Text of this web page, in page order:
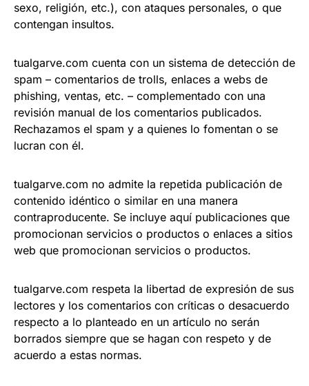
sexo, religión, etc.), con ataques personales, o que
contengan insultos.
tualgarve.com cuenta con un sistema de detección de
spam – comentarios de trolls, enlaces a webs de
phishing, ventas, etc. – complementado con una
revisión manual de los comentarios publicados.
Rechazamos el spam y a quienes lo fomentan o se
lucran con él.
tualgarve.com no admite la repetida publicación de
contenido idéntico o similar en una manera
contraproducente. Se incluye aquí publicaciones que
promocionan servicios o productos o enlaces a sitios
web que promocionan servicios o productos.
tualgarve.com respeta la libertad de expresión de sus
lectores y los comentarios con críticas o desacuerdo
respecto a lo planteado en un artículo no serán
borrados siempre que se hagan con respeto y de
acuerdo a estas normas.